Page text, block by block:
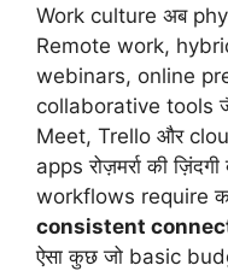
Work culture अब
Remote work,
webinars, online
collaborative tools
Meet, Trello और
apps रोज़मर्रा की
workflows require
consistent
ऐसा कुछ जो basic